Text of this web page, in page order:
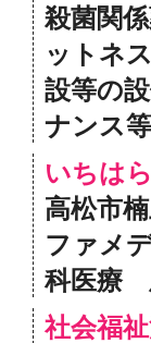
殺菌関
ットネ
設等の
ナンス
いちは
高松市
ファメ
科医療
社会福